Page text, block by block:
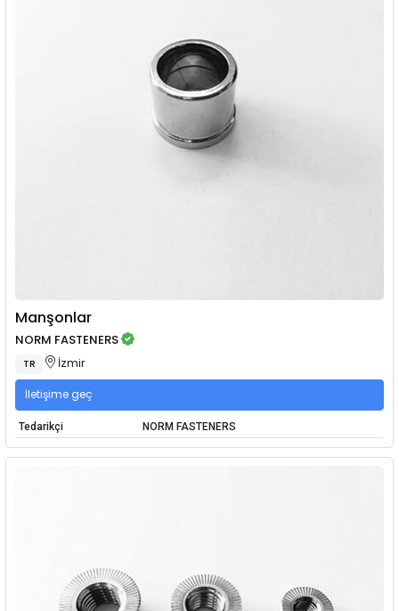
Manşonlar
NORM FASTENERS
TR İzmir
İletişime geç
Tedarikçi NORM FASTENERS